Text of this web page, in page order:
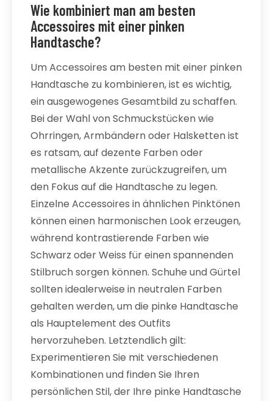
Wie kombiniert man am besten
Accessoires mit einer pinken
Handtasche?
Um Accessoires am besten mit einer pinken
Handtasche zu kombinieren, ist es wichtig,
ein ausgewogenes Gesamtbild zu schaffen.
Bei der Wahl von Schmuckstücken wie
Ohrringen, Armbändern oder Halsketten ist
es ratsam, auf dezente Farben oder
metallische Akzente zurückzugreifen, um
den Fokus auf die Handtasche zu legen.
Einzelne Accessoires in ähnlichen Pinktönen
können einen harmonischen Look erzeugen,
während kontrastierende Farben wie
Schwarz oder Weiss für einen spannenden
Stilbruch sorgen können. Schuhe und Gürtel
sollten idealerweise in neutralen Farben
gehalten werden, um die pinke Handtasche
als Hauptelement des Outfits
hervorzuheben. Letztendlich gilt:
Experimentieren Sie mit verschiedenen
Kombinationen und finden Sie Ihren
persönlichen Stil, der Ihre pinke Handtasche